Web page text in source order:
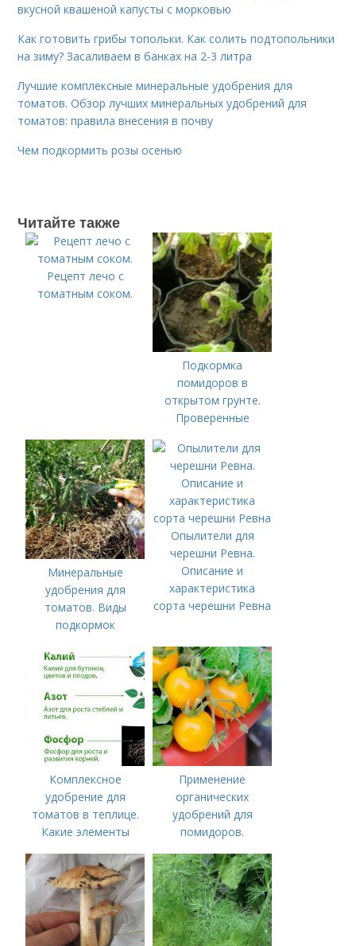
вкусной квашеной капусты с морковью
Как готовить грибы топольки. Как солить подтопольники
на зиму? Засаливаем в банках на 2-3 литра
Лучшие комплексные минеральные удобрения для
томатов. Обзор лучших минеральных удобрений для
томатов: правила внесения в почву
Чем подкормить розы осенью
Читайте также
Рецепт лечо с
томатным соком.
Подкормка
помидоров в
открытом грунте.
Проверенные
минеральные
удобрения
Минеральные
удобрения для
томатов. Виды
подкормок
Опылители для
черешни Ревна.
Описание и
характеристика
сорта черешни Ревна
Комплексное
удобрение для
томатов в теплице.
Какие элементы
особенности их
внесения
Применение
органических
удобрений для
помидоров.
удобрения для
томатов